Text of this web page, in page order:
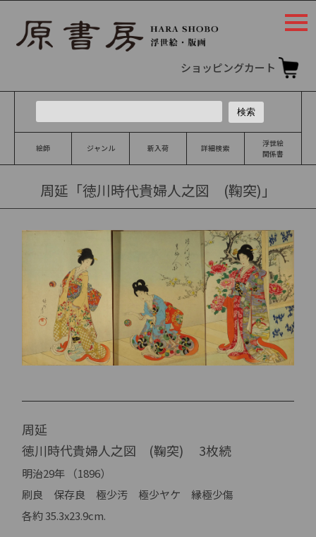
ショッピングカート
絵師 ジャンル 新入荷 詳細検索
浮世絵
関係書
周延「徳川時代貴婦人之図 (鞠突)」
周延
徳川時代貴婦人之図 (鞠突) 3枚続
明治29年 （1896）
刷良 保存良 極少汚 極少ヤケ 縁極少傷
各約 35.3x23.9cm.